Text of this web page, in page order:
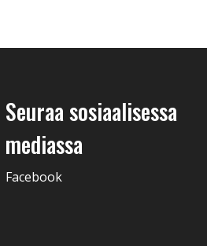
Seuraa sosiaalisessa
mediassa
Facebook